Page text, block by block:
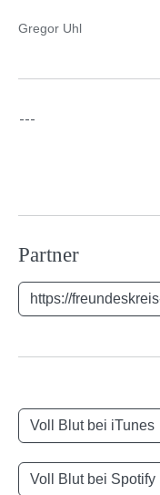
Gregor Uhl
Partner
https://
Voll Blut bei iTunes
Voll Blut bei Spotify